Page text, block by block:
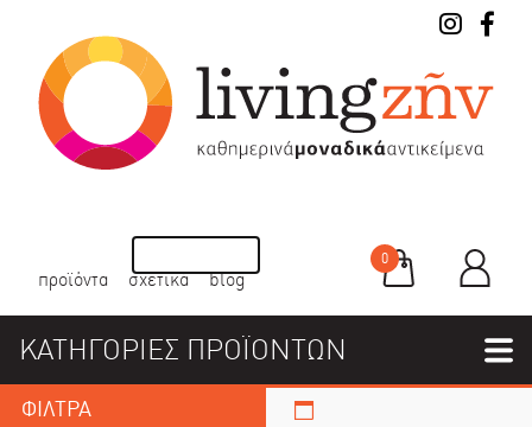
προϊόντα σχετικά blog
0
ΚΑΤΗΓΟΡΙΕΣ ΠΡΟΪΟΝΤΩΝ
ΦΙΛΤΡΑ